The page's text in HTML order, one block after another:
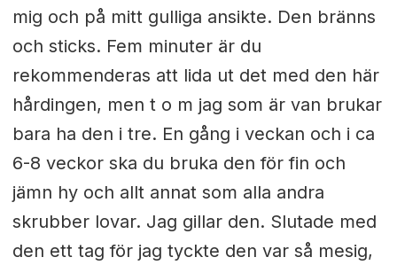
mig och på mitt gulliga ansikte. Den bränns
och sticks. Fem minuter är du
rekommenderas att lida ut det med den här
hårdingen, men t o m jag som är van brukar
bara ha den i tre. En gång i veckan och i ca
6-8 veckor ska du bruka den för fin och
jämn hy och allt annat som alla andra
skrubber lovar. Jag gillar den. Slutade med
den ett tag för jag tyckte den var så mesig,